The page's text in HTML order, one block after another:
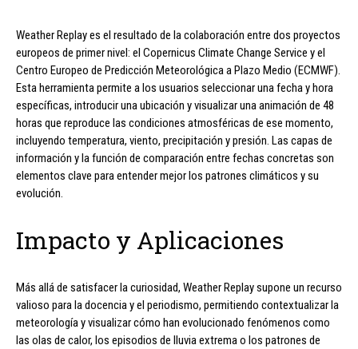
Weather Replay es el resultado de la colaboración entre dos proyectos
europeos de primer nivel: el Copernicus Climate Change Service y el
Centro Europeo de Predicción Meteorológica a Plazo Medio (ECMWF).
Esta herramienta permite a los usuarios seleccionar una fecha y hora
específicas, introducir una ubicación y visualizar una animación de 48
horas que reproduce las condiciones atmosféricas de ese momento,
incluyendo temperatura, viento, precipitación y presión. Las capas de
información y la función de comparación entre fechas concretas son
elementos clave para entender mejor los patrones climáticos y su
evolución.
Impacto y Aplicaciones
Más allá de satisfacer la curiosidad, Weather Replay supone un recurso
valioso para la docencia y el periodismo, permitiendo contextualizar la
meteorología y visualizar cómo han evolucionado fenómenos como
las olas de calor, los episodios de lluvia extrema o los patrones de